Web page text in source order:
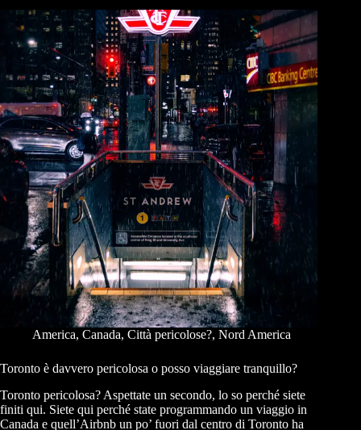
America, Canada, Città pericolose?, Nord America
Toronto è davvero pericolosa o posso viaggiare tranquillo?
Toronto pericolosa? Aspettate un secondo, lo so perché siete
finiti qui. Siete qui perché state programmando un viaggio in
Canada e quell’Airbnb un po’ fuori dal centro di Toronto ha